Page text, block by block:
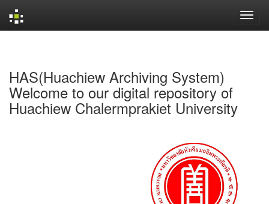
HAS(Huachiew Archiving System)
Welcome to our digital repository of
Huachiew Chalermprakiet University